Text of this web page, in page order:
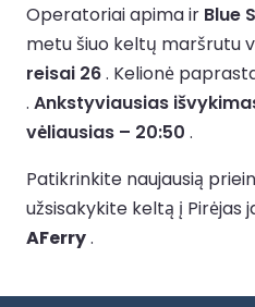
Operatoriai apima ir Blue
metu šiuo keltų maršrutu
reisai 26. Kelionė
. Ankstyviausias
vėliausias – 20:50 .
Patikrinkite naujausią
užsisakykite keltą į Pirėjas
AFerry.